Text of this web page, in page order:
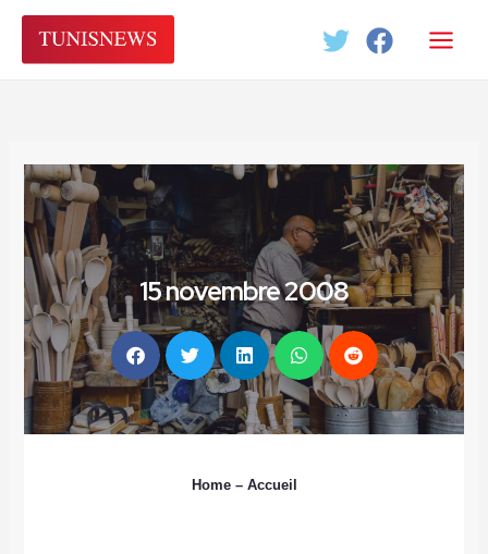
Aller
contenu
15 novembre 2008
Home– Accueil